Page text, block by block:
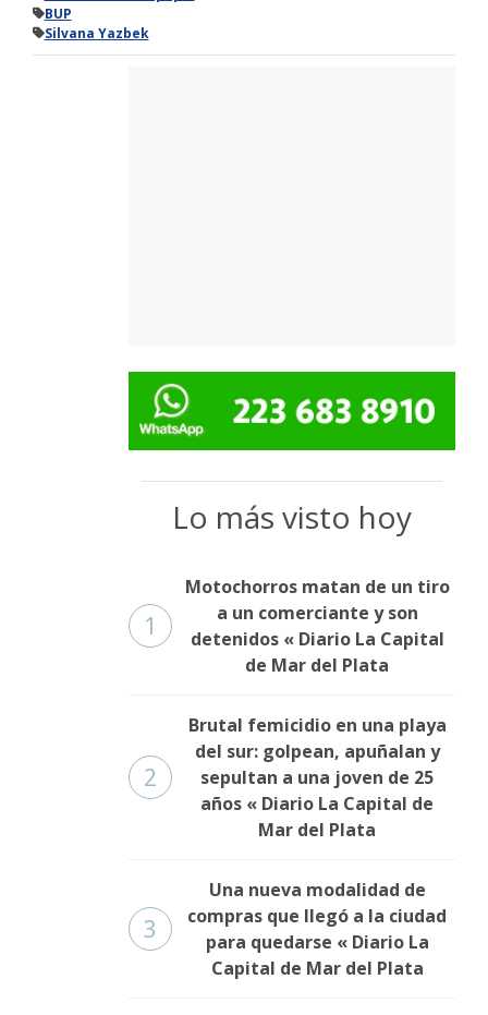
BUP
Silvana Yazbek
Lo más visto hoy
1
Motochorros matan de un tiro
a un comerciante y son
detenidos « Diario La Capital
de Mar del Plata
2
Brutal femicidio en una playa
del sur: golpean, apuñalan y
sepultan a una joven de 25
años « Diario La Capital de
Mar del Plata
3
Una nueva modalidad de
compras que llegó a la ciudad
para quedarse « Diario La
Capital de Mar del Plata